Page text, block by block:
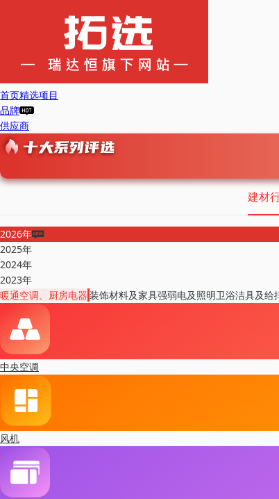
首页精选项目
品牌
供应商
建材
2026年
2025年
2024年
2023年
暖通空调、厨房电器 装饰材料及家具强弱电及照明卫浴洁具及给
中央空调
风机